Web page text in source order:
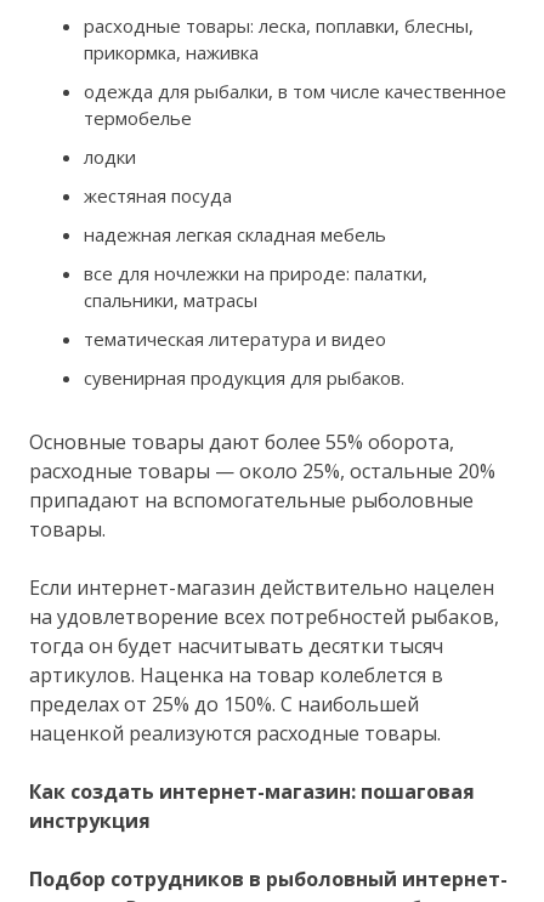
расходные товары: леска, поплавки, блесны,
прикормка, наживка
одежда для рыбалки, в том числе качественное
термобелье
лодки
жестяная посуда
надежная легкая складная мебель
все для ночлежки на природе: палатки,
спальники, матрасы
тематическая литература и видео
сувенирная продукция для рыбаков.
Основные товары дают более 55% оборота,
расходные товары — около 25%, остальные 20%
припадают на вспомогательные рыболовные
товары.
Если интернет-магазин действительно нацелен
на удовлетворение всех потребностей рыбаков,
тогда он будет насчитывать десятки тысяч
артикулов. Наценка на товар колеблется в
пределах от 25% до 150%. С наибольшей
наценкой реализуются расходные товары.
Как создать интернет-магазин: пошаговая
инструкция
Подбор сотрудников в рыболовный интернет-